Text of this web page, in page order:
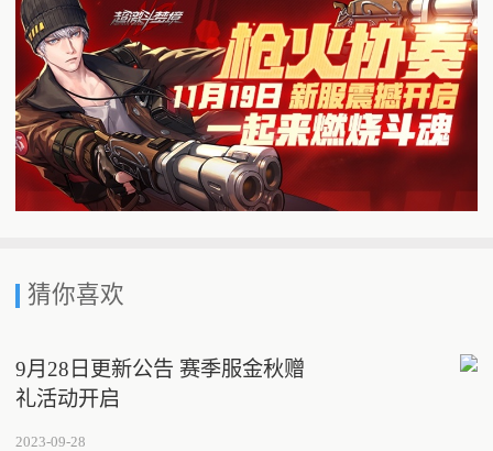
猜你喜欢
9月28日更新公告 赛季服金秋赠
礼活动开启
2023-09-28